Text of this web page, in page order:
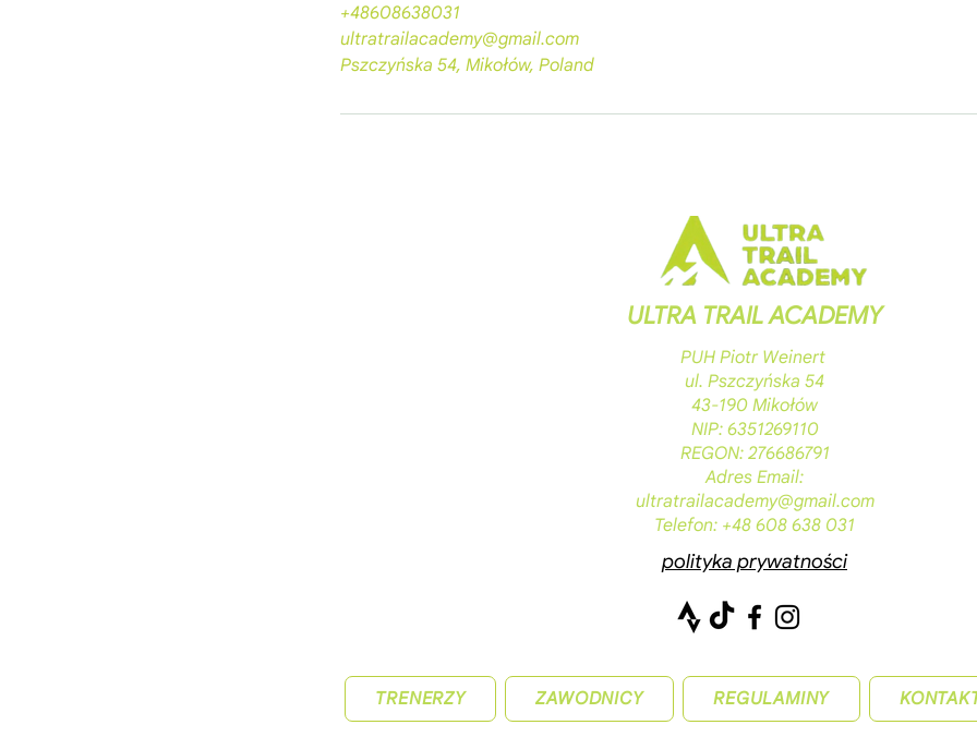
+48608638031
ultratrailacademy@gmail.com
Pszczyńska 54, Mikołów, Poland
ULTRA TRAIL ACADEMY
PUH Piotr Weinert
ul. Pszczyńska 54
43-190 Mikołów
NIP: 6351269110
REGON: 276686791
Adres Email:
ultratrailacademy@gmail.com
Telefon: +48 608 638 031
polityka prywatności
TRENERZY ZAWODNICY REGULAMINY